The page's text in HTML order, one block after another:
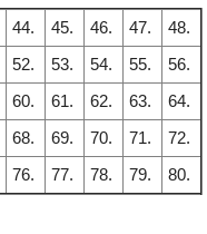
44. 45. 46. 47.
48.
52. 53. 54. 55.
56.
60. 61. 62. 63.
64.
68. 69. 70. 71.
72.
76. 77. 78. 79. 80.